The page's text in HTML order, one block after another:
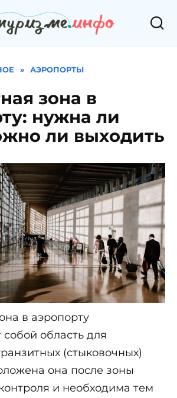
» АЭРОПОРТЫ
зона в
нужна ли
ли выходить
в аэропорту
собой область для
(стыковочных)
она после зоны
и необходима тем